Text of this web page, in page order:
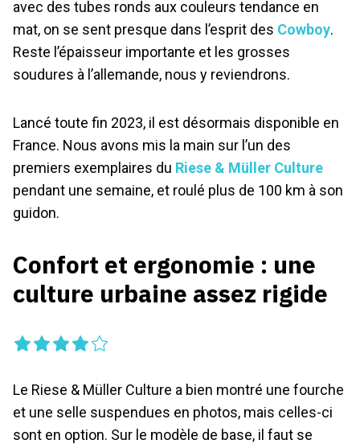
avec des tubes ronds aux couleurs tendance en
mat, on se sent presque dans l’esprit des Cowboy.
Reste l’épaisseur importante et les grosses
soudures à l’allemande, nous y reviendrons.
Lancé toute fin 2023, il est désormais disponible en
France. Nous avons mis la main sur l’un des
premiers exemplaires du Riese & Müller Culture
pendant une semaine, et roulé plus de 100 km à son
guidon.
Confort et ergonomie : une
culture urbaine assez rigide
Le Riese & Müller Culture a bien montré une fourche
et une selle suspendues en photos, mais celles-ci
sont en option. Sur le modèle de base, il faut se